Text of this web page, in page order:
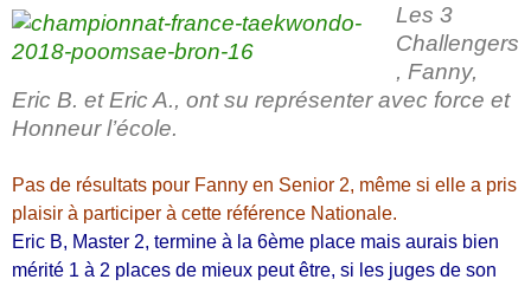
Les 3
Challengers
, Fanny,
Eric B. et Eric A., ont su représenter avec force et
Honneur l’école.
Pas de résultats pour Fanny en Senior 2, même si elle a pris
plaisir à participer à cette référence Nationale.
Eric B, Master 2, termine à la 6ème place mais aurais bien
mérité 1 à 2 places de mieux peut être, si les juges de son